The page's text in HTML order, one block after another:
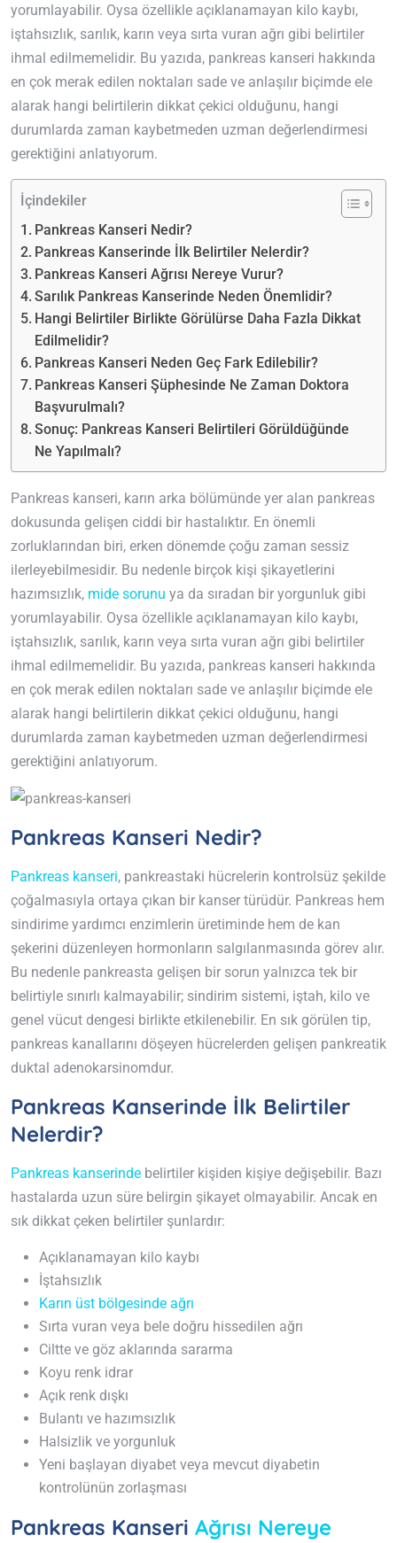
yorumlayabilir. Oysa özellikle açıklanamayan kilo kaybı,
iştahsızlık, sarılık, karın veya sırta vuran ağrı gibi belirtiler
ihmal edilmemelidir. Bu yazıda, pankreas kanseri hakkında
en çok merak edilen noktaları sade ve anlaşılır biçimde ele
alarak hangi belirtilerin dikkat çekici olduğunu, hangi
durumlarda zaman kaybetmeden uzman değerlendirmesi
gerektiğini anlatıyorum.
İçindekiler
Pankreas Kanseri Nedir?
Pankreas Kanserinde İlk Belirtiler Nelerdir?
Pankreas Kanseri Ağrısı Nereye Vurur?
Sarılık Pankreas Kanserinde Neden Önemlidir?
Hangi Belirtiler Birlikte Görülürse Daha Fazla Dikkat
Edilmelidir?
Pankreas Kanseri Neden Geç Fark Edilebilir?
Pankreas Kanseri Şüphesinde Ne Zaman Doktora
Başvurulmalı?
Sonuç: Pankreas Kanseri Belirtileri Görüldüğünde
Ne Yapılmalı?
Pankreas kanseri, karın arka bölümünde yer alan pankreas
dokusunda gelişen ciddi bir hastalıktır. En önemli
zorluklarından biri, erken dönemde çoğu zaman sessiz
ilerleyebilmesidir. Bu nedenle birçok kişi şikayetlerini
hazımsızlık, mide sorunu ya da sıradan bir yorgunluk gibi
yorumlayabilir. Oysa özellikle açıklanamayan kilo kaybı,
iştahsızlık, sarılık, karın veya sırta vuran ağrı gibi belirtiler
ihmal edilmemelidir. Bu yazıda, pankreas kanseri hakkında
en çok merak edilen noktaları sade ve anlaşılır biçimde ele
alarak hangi belirtilerin dikkat çekici olduğunu, hangi
durumlarda zaman kaybetmeden uzman değerlendirmesi
gerektiğini anlatıyorum.
Pankreas Kanseri Nedir?
Pankreas kanseri, pankreastaki hücrelerin kontrolsüz şekilde
çoğalmasıyla ortaya çıkan bir kanser türüdür. Pankreas hem
sindirime yardımcı enzimlerin üretiminde hem de kan
şekerini düzenleyen hormonların salgılanmasında görev alır.
Bu nedenle pankreasta gelişen bir sorun yalnızca tek bir
belirtiyle sınırlı kalmayabilir; sindirim sistemi, iştah, kilo ve
genel vücut dengesi birlikte etkilenebilir. En sık görülen tip,
pankreas kanallarını döşeyen hücrelerden gelişen pankreatik
duktal adenokarsinomdur.
Pankreas Kanserinde İlk Belirtiler
Nelerdir?
Pankreas kanserinde belirtiler kişiden kişiye değişebilir. Bazı
hastalarda uzun süre belirgin şikayet olmayabilir. Ancak en
sık dikkat çeken belirtiler şunlardır:
Açıklanamayan kilo kaybı
İştahsızlık
Karın üst bölgesinde ağrı
Sırta vuran veya bele doğru hissedilen ağrı
Ciltte ve göz aklarında sararma
Koyu renk idrar
Açık renk dışkı
Bulantı ve hazımsızlık
Halsizlik ve yorgunluk
Yeni başlayan diyabet veya mevcut diyabetin
kontrolünün zorlaşması
Pankreas Kanseri Ağrısı Nereye